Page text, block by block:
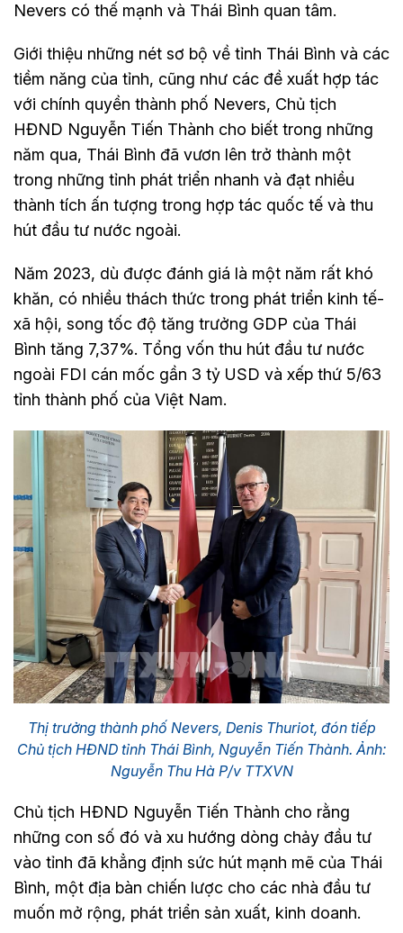
Nevers có thế mạnh và Thái Bình quan tâm.
Giới thiệu những nét sơ bộ về tỉnh Thái Bình và các
tiềm năng của tỉnh, cũng như các đề xuất hợp tác
với chính quyền thành phố Nevers, Chủ tịch
HĐND Nguyễn Tiến Thành cho biết trong những
năm qua, Thái Bình đã vươn lên trở thành một
trong những tỉnh phát triển nhanh và đạt nhiều
thành tích ấn tượng trong hợp tác quốc tế và thu
hút đầu tư nước ngoài.
Năm 2023, dù được đánh giá là một năm rất khó
khăn, có nhiều thách thức trong phát triển kinh tế-
xã hội, song tốc độ tăng trưởng GDP của Thái
Bình tăng 7,37%. Tổng vốn thu hút đầu tư nước
ngoài FDI cán mốc gần 3 tỷ USD và xếp thứ 5/63
tỉnh thành phố của Việt Nam.
Thị trưởng thành phố Nevers, Denis Thuriot, đón tiếp
Chủ tịch HĐND tỉnh Thái Bình, Nguyễn Tiến Thành. Ảnh:
Nguyễn Thu Hà P/v TTXVN
Chủ tịch HĐND Nguyễn Tiến Thành cho rằng
những con số đó và xu hướng dòng chảy đầu tư
vào tỉnh đã khẳng định sức hút mạnh mẽ của Thái
Bình, một địa bàn chiến lược cho các nhà đầu tư
muốn mở rộng, phát triển sản xuất, kinh doanh.